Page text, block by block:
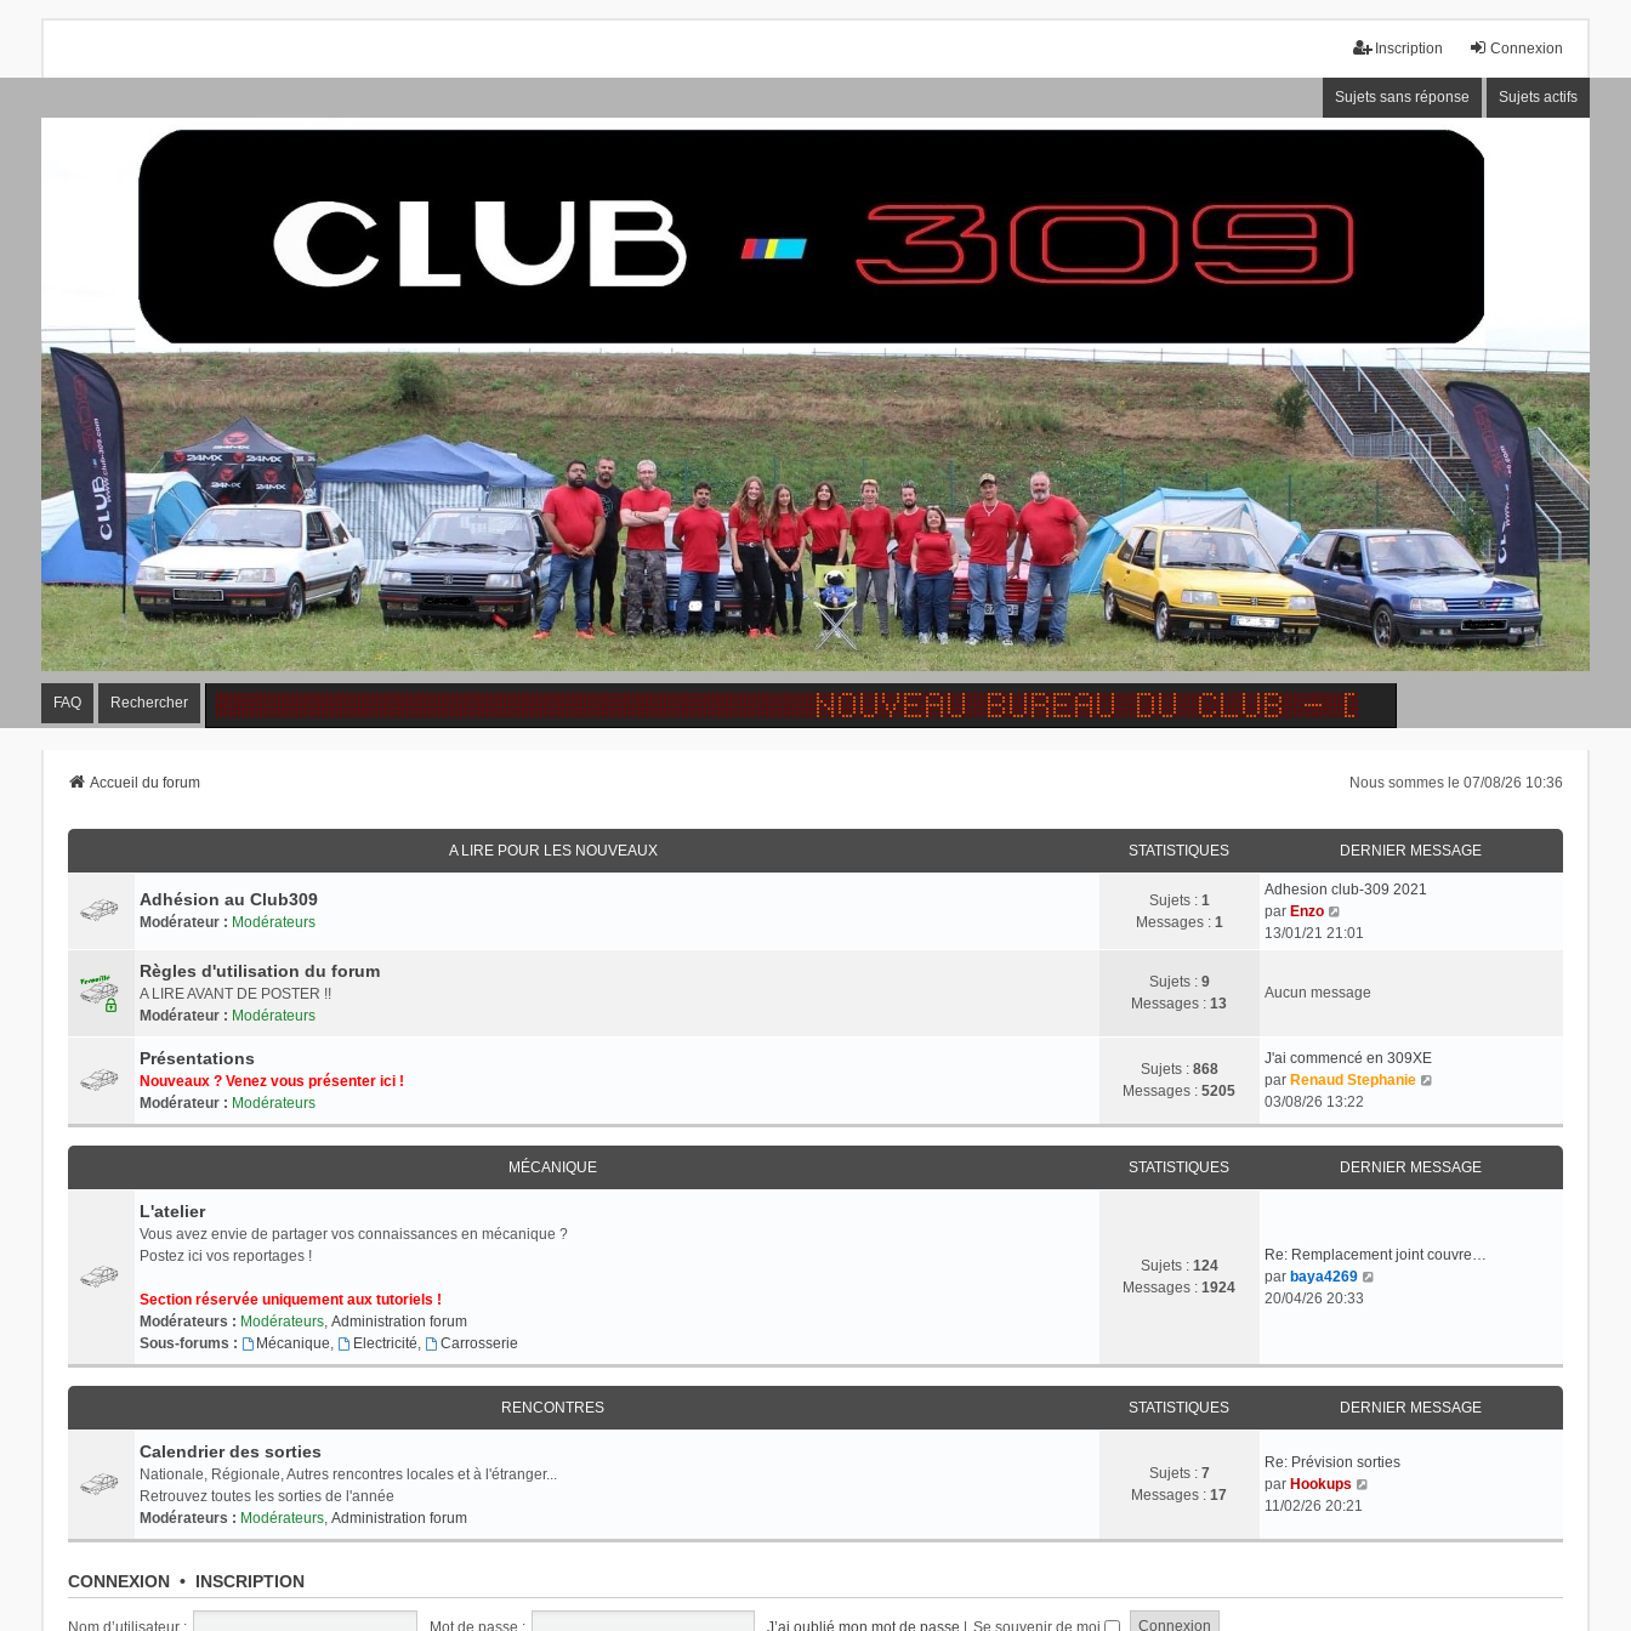
Connexion
Inscription
Sujets sans réponse Sujets actifs
FAQ Rechercher
Nous sommes le 07/08/26 10:36
Accueil du forum
A LIRE POUR LES NOUVEAUX STATISTIQUES DERNIER MESSAGE
Adhésion au Club309
Modérateur : Modérateurs
Sujets : 1
Messages : 1
Adhesion club-309 2021
par Enzo
o
u
e
r
l
e
d
e
r
e
r
m
s
a
g
e
13/01/21 21:01
Règles d'utilisation du forum
A LIRE AVANT DE POSTER !!
Modérateur : Modérateurs
Sujets : 9
Messages :13
Aucun message
Présentations
Nouveaux ? Venez vous présenter ici !
Modérateur : Modérateurs
Sujets : 868
Messages :5205
J'ai commencé en 309XE
par Renaud Stephanie
n
s
u
l
r
r
n
i
e
s
e
03/08/26 13:22
MÉCANIQUE STATISTIQUES DERNIER MESSAGE
L'atelier
Vous avez envie de partager vos connaissances en mécanique ?
Postez ici vos reportages !
Section réservée uniquement aux tutoriels !
Modérateurs : Modérateurs, Administration forum
Sous-forums :
Mécanique, Electricité, Carrosserie
Sujets : 124
Messages :1924
Re: Remplacement joint couvre…
par baya4269
u
l
t
e
l
e
i
20/04/26 20:33
RENCONTRES STATISTIQUES DERNIER MESSAGE
Calendrier des sorties
Nationale, Régionale, Autres rencontres locales et à l'étranger...
Retrouvez toutes les sorties de l'année
Modérateurs : Modérateurs, Administration forum
Sujets : 7
Messages :17
Re: Prévision sorties
par Hookups
s
11/02/26 20:21
CONNEXION• INSCRIPTION
Nom d’utilisateur : Mot de passe : J’ai oublié mon mot de passe | Se souvenir de moi